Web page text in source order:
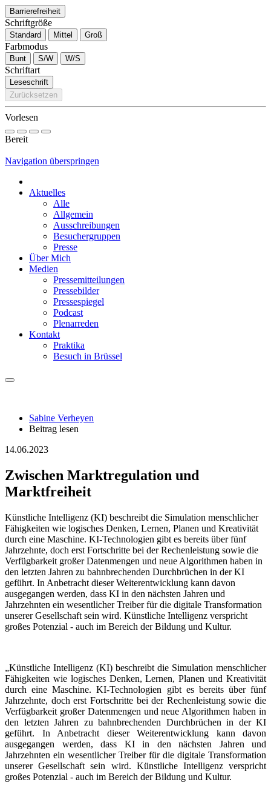
Barrierefreiheit
Schriftgröße
Standard Mittel Groß
Farbmodus
Bunt S/W W/S
Schriftart
Leseschrift
Zurücksetzen
Vorlesen
Bereit
Navigation überspringen
Aktuelles
Alle
Allgemein
Ausschreibungen
Besuchergruppen
Presse
Über Mich
Medien
Pressemitteilungen
Pressebilder
Pressespiegel
Podcast
Plenarreden
Kontakt
Praktika
Besuch in Brüssel
Sabine Verheyen
Beitrag lesen
14.06.2023
Zwischen Marktregulation und
Marktfreiheit
Künstliche Intelligenz (KI) beschreibt die Simulation menschlicher
Fähigkeiten wie logisches Denken, Lernen, Planen und Kreativität
durch eine Maschine. KI-Technologien gibt es bereits über fünf
Jahrzehnte, doch erst Fortschritte bei der Rechenleistung sowie die
Verfügbarkeit großer Datenmengen und neue Algorithmen haben in
den letzten Jahren zu bahnbrechenden Durchbrüchen in der KI
geführt. In Anbetracht dieser Weiterentwicklung kann davon
ausgegangen werden, dass KI in den nächsten Jahren und
Jahrzehnten ein wesentlicher Treiber für die digitale Transformation
unserer Gesellschaft sein wird. Künstliche Intelligenz verspricht
großes Potenzial - auch im Bereich der Bildung und Kultur.
„Künstliche Intelligenz (KI) beschreibt die Simulation menschlicher
Fähigkeiten wie logisches Denken, Lernen, Planen und Kreativität
durch eine Maschine. KI-Technologien gibt es bereits über fünf
Jahrzehnte, doch erst Fortschritte bei der Rechenleistung sowie die
Verfügbarkeit großer Datenmengen und neue Algorithmen haben in
den letzten Jahren zu bahnbrechenden Durchbrüchen in der KI
geführt. In Anbetracht dieser Weiterentwicklung kann davon
ausgegangen werden, dass KI in den nächsten Jahren und
Jahrzehnten ein wesentlicher Treiber für die digitale Transformation
unserer Gesellschaft sein wird. Künstliche Intelligenz verspricht
großes Potenzial - auch im Bereich der Bildung und Kultur.